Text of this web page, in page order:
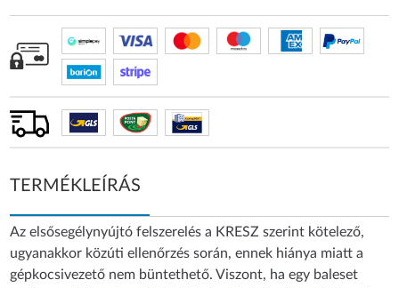
TERMÉKLEÍRÁS
Az elsősegélynyújtó felszerelés a KRESZ szerint kötelező,
ugyanakkor közúti ellenőrzés során, ennek hiánya miatt a
gépkocsivezető nem büntethető. Viszont, ha egy baleset